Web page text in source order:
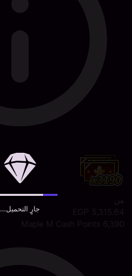
جارٍ التحميل...
من
5,315.64 EGP
6,390 Maple M Cash Points